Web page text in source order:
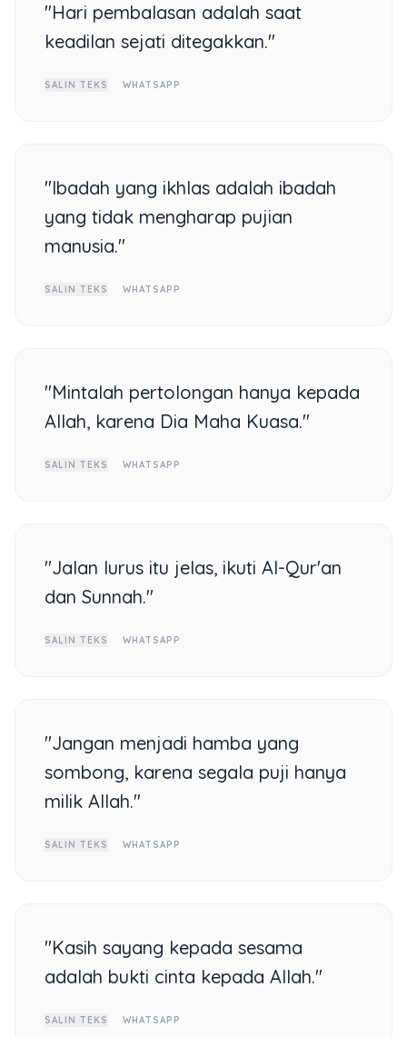
"Hari pembalasan adalah saat
keadilan sejati ditegakkan."
SALIN TEKS WHATSAPP
"Ibadah yang ikhlas adalah ibadah
yang tidak mengharap pujian
manusia."
SALIN TEKS WHATSAPP
"Mintalah pertolongan hanya kepada
Allah, karena Dia Maha Kuasa."
SALIN TEKS WHATSAPP
"Jalan lurus itu jelas, ikuti Al-Qur'an
dan Sunnah."
SALIN TEKS WHATSAPP
"Jangan menjadi hamba yang
sombong, karena segala puji hanya
milik Allah."
SALIN TEKS WHATSAPP
"Kasih sayang kepada sesama
adalah bukti cinta kepada Allah."
SALIN TEKS WHATSAPP